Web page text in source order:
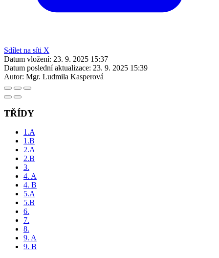
Sdílet na síti X
Datum vložení: 23. 9. 2025 15:37
Datum poslední aktualizace: 23. 9. 2025 15:39
Autor: Mgr. Ludmila Kasperová
TŘÍDY
1.A
1.B
2.A
2.B
3.
4. A
4. B
5.A
5.B
6.
7.
8.
9. A
9. B